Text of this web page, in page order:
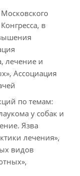
в
лечение и
Ассоциация
по темам:
у собак и
Язва
лечения»,
видов